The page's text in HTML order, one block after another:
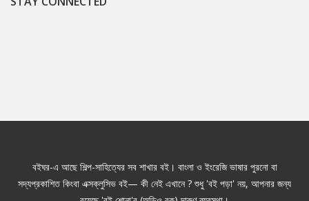
বইঘর-এ আছে শিল্প-সাহিত্যের সব শাখার বই। বাংলা ও ইংরেজি ভাষার পুরনো বা
সদ্যপ্রকাশিত কিংবা এক্সক্লুসিভ বই— কী নেই এখানে ? শুধু 'বই পড়া' নয়, আপনার জন্য